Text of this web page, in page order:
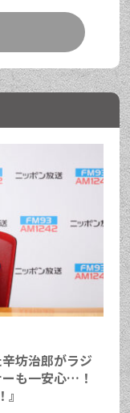
坊治郎がラジ
も一安心…！